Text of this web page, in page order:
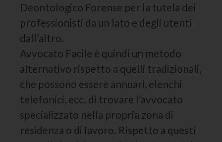
Deontologico Forense per la tutela dei
professionisti da un lato e degli utenti
dall’altro.
Avvocato Facile è quindi un metodo
alternativo rispetto a quelli tradizionali,
che possono essere annuari, elenchi
telefonici, ecc. di trovare l’avvocato
specializzato nella propria zona di
residenza o di lavoro. Rispetto a questi